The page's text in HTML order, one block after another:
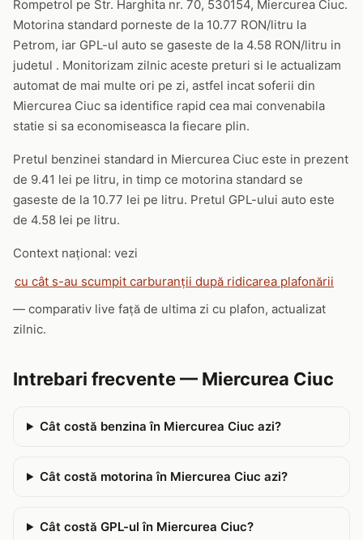
Rompetrol pe Str. Harghita nr. 70, 530154, Miercurea Ciuc.
Motorina standard porneste de la 10.77 RON/litru la
Petrom, iar GPL-ul auto se gaseste de la 4.58 RON/litru in
judetul . Monitorizam zilnic aceste preturi si le actualizam
automat de mai multe ori pe zi, astfel incat soferii din
Miercurea Ciuc sa identifice rapid cea mai convenabila
statie si sa economiseasca la fiecare plin.
Pretul benzinei standard in Miercurea Ciuc este in prezent
de 9.41 lei pe litru, in timp ce motorina standard se
gaseste de la 10.77 lei pe litru. Pretul GPL-ului auto este
de 4.58 lei pe litru.
Context național: vezi
cu cât s-au scumpit carburanții după ridicarea plafonării
— comparativ live față de ultima zi cu plafon, actualizat
zilnic.
Intrebari frecvente — Miercurea Ciuc
Cât costă benzina în Miercurea Ciuc azi?
Cât costă motorina în Miercurea Ciuc azi?
Cât costă GPL-ul în Miercurea Ciuc?